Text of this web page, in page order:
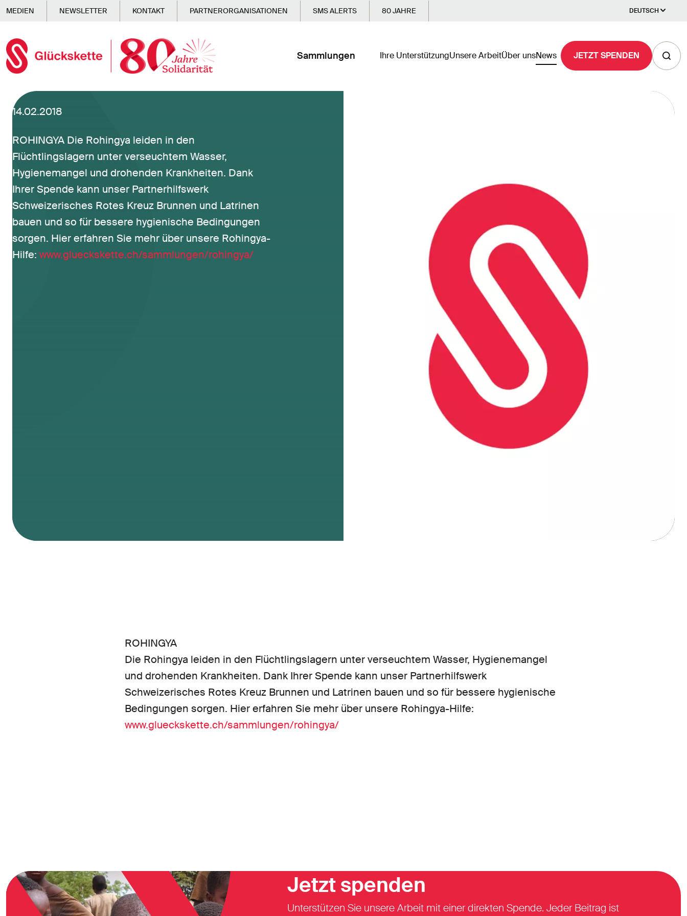
Skip to main content
MEDIEN NEWSLETTER KONTAKT PARTNERORGANISATIONEN SMS ALERTS 80 JAHRE DEUTSCH
Sammlungen Ihre UnterstützungUnsere ArbeitÜber unsNews JETZT SPENDEN
14.02.2018
ROHINGYA Die Rohingya leiden in den
Flüchtlingslagern unter verseuchtem Wasser,
Hygienemangel und drohenden Krankheiten. Dank
Ihrer Spende kann unser Partnerhilfswerk
Schweizerisches Rotes Kreuz Brunnen und Latrinen
bauen und so für bessere hygienische Bedingungen
sorgen. Hier erfahren Sie mehr über unsere Rohingya-
Hilfe: www.glueckskette.ch/sammlungen/rohingya/
ROHINGYA
Die Rohingya leiden in den Flüchtlingslagern unter verseuchtem Wasser, Hygienemangel
und drohenden Krankheiten. Dank Ihrer Spende kann unser Partnerhilfswerk
Schweizerisches Rotes Kreuz Brunnen und Latrinen bauen und so für bessere hygienische
Bedingungen sorgen. Hier erfahren Sie mehr über unsere Rohingya-Hilfe:
www.glueckskette.ch/sammlungen/rohingya/
Jetzt spenden
Unterstützen Sie unsere Arbeit mit einer direkten Spende. Jeder Beitrag ist